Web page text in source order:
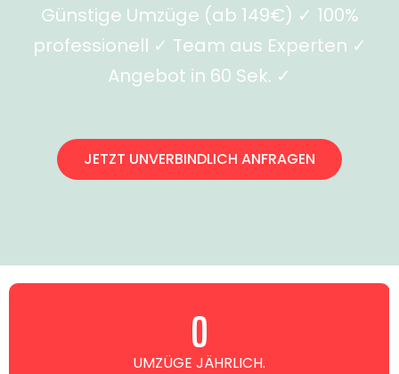
Günstige Umzüge (ab 149€) ✓ 100%
professionell ✓ Team aus Experten ✓
Angebot in 60 Sek. ✓
JETZT UNVERBINDLICH ANFRAGEN
UMZÜGE JÄHRLICH.
0